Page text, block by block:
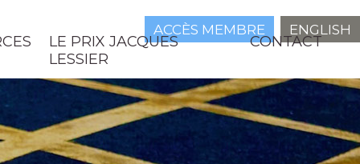
ACCÈS MEMBRE ENGLISH
LE PRIX JACQUES
LESSIER
CONTACT